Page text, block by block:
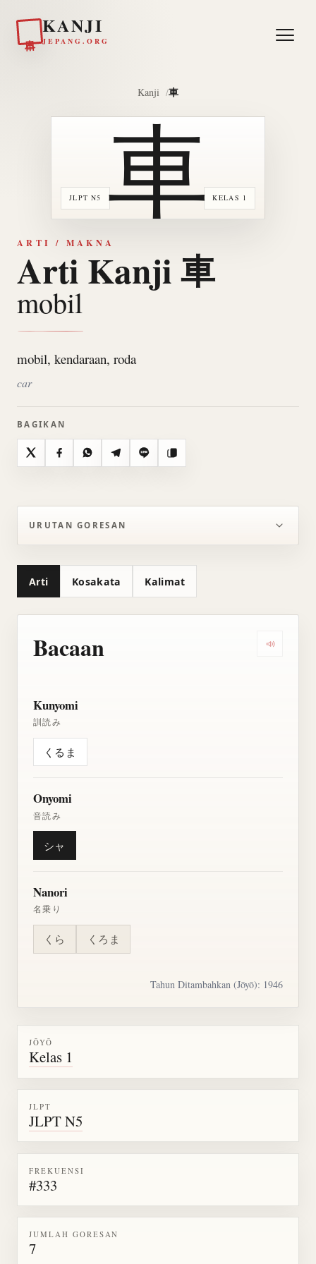
KANJI
JEPANG.ORG
Kanji 車
JLPT N5 KELAS 1
車
ARTI / MAKNA
Arti Kanji 車
mobil
mobil, kendaraan, roda
car
BAGIKAN
X FacebookWhatsAppTelegramLine Salin
URUTAN GORESAN
Arti Kosakata Kalimat
Bacaan
Kunyomi
訓読み
くるま
Onyomi
音読み
シャ
Nanori
名乗り
くら くろま
Tahun Ditambahkan (Jōyō): 1946
JŌYŌ
Kelas 1
JLPT
JLPT N5
FREKUENSI
#333
JUMLAH GORESAN
7